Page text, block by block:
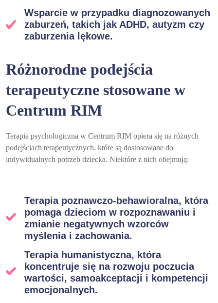
Wsparcie w przypadku diagnozowanych
zaburzeń, takich jak ADHD, autyzm czy
zaburzenia lękowe.
Różnorodne podejścia
terapeutyczne stosowane w
Centrum RIM
Terapia psychologiczna w Centrum RIM opiera się na różnych
podejściach terapeutycznych, które są dostosowane do
indywidualnych potrzeb dziecka. Niektóre z nich obejmują:
Terapia poznawczo-behawioralna, która
pomaga dzieciom w rozpoznawaniu i
zmianie negatywnych wzorców
myślenia i zachowania.
Terapia humanistyczna, która
koncentruje się na rozwoju poczucia
wartości, samoakceptacji i kompetencji
emocjonalnych.